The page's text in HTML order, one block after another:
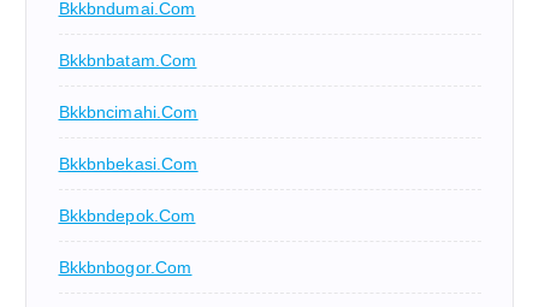
Bkkbndumai.com
Bkkbnbatam.com
Bkkbncimahi.com
Bkkbnbekasi.com
Bkkbndepok.com
Bkkbnbogor.com